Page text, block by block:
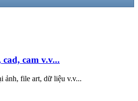
cam v.v...
ảnh, file art, dữ liệu v.v...